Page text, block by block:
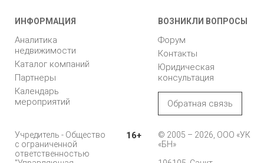
ИНФОРМАЦИЯ
Аналитика
недвижимости
Каталог компаний
Партнеры
Календарь
мероприятий
ВОЗНИКЛИ ВОПРОСЫ
Форум
Контакты
Юридическая
консультация
Обратная связь
Учредитель - Общество
с ограниченной
ответственностью
16+
© 2005 – 2026, ООО «УК
«БН»